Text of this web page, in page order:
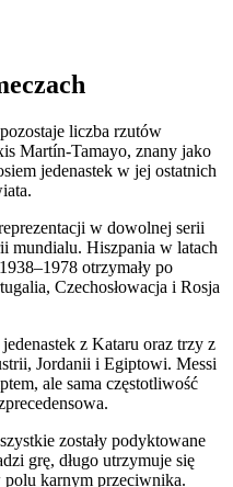
liczba rzutów
Martín-Tamayo, znany jako
jedenastek w jej ostatnich
w dowolnej serii
mundialu. Hiszpania w latach
otrzymały po
Czechosłowacja i Rosja
z Kataru oraz trzy z
Jordanii i Egiptowi. Messi
ale sama częstotliwość
zostały podyktowane
grę, długo utrzymuje się
polu karnym przeciwnika.